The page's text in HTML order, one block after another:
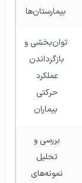
بیمارستان‌ها
بیماران